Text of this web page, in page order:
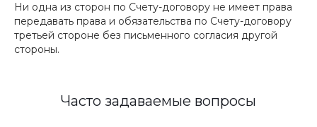
Ни одна из сторон по Счету-договору не имеет права
передавать права и обязательства по Счету-договору
третьей стороне без письменного согласия другой
стороны.
Часто задаваемые вопросы